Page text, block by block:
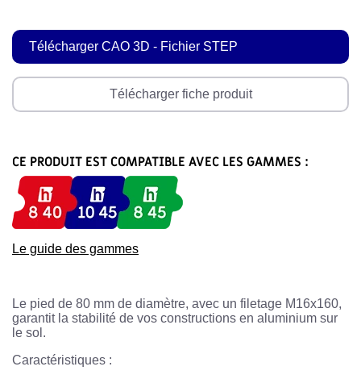
Télécharger CAO 3D - Fichier STEP
Télécharger fiche produit
CE PRODUIT EST COMPATIBLE AVEC LES GAMMES :
Le guide des gammes
Le pied de 80 mm de diamètre, avec un filetage M16x160,
garantit la stabilité de vos constructions en aluminium sur
le sol.
Caractéristiques :